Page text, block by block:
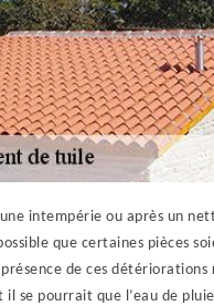
intempérie ou après un
que certaines pièces
présence de ces
il se pourrait que l’eau de